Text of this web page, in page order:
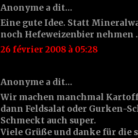
Anonyme a dit…
Eine gute Idee. Statt
noch Hefeweizenbier nehmen
26 février 2008 à 05:28
Anonyme a dit…
Wir machen manchmal
dann Feldsalat oder Gurken-
Schmeckt auch super.
Viele Grüße und danke für die